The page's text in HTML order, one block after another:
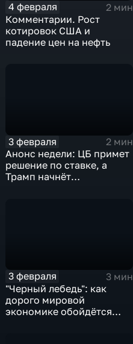
4 февраля
2 мин
Комментарии. Рост
котировок США и
падение цен на нефть
3 февраля
2 мин
Анонс недели: ЦБ примет
решение по ставке, а
Трамп начнёт
3 февраля
3 мин
"Черный лебедь": как
дорого мировой
экономике обойдётся